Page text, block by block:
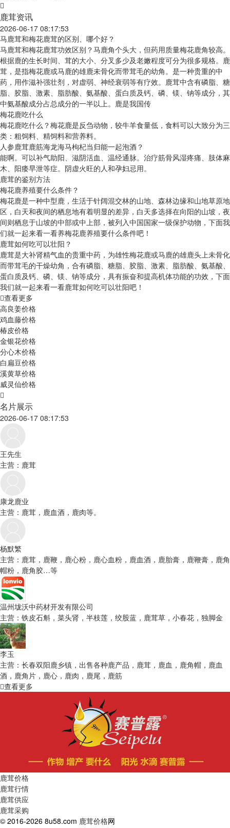
鹿茸资讯
2026-06-17 08:17:53
马鹿茸和梅花鹿茸的区别、哪个好？
马鹿茸和梅花鹿茸功效区别？马鹿角个头大，但药用质量梅花鹿角较高。
根据鹿的生长时间、茸的大小、分叉多少及老嫩程度可分为很多规格。鹿
茸，是指梅花鹿或马鹿的雄鹿未骨化而带茸毛的幼角。是一种贵重的中
药，用作滋补强壮剂，对虚弱、神经衰弱等有疗效。鹿茸中含有磷脂、糖
脂、胶脂、激素、脂肪酸、氨基酸、蛋白质及钙、磷、镁、钠等成分，其
中氨基酸成分占总成分的一半以上。鹿是我国传
梅花鹿吃什么
梅花鹿吃什么？梅花鹿是反刍动物，较牛羊食量低，食料可以大致分为三
类：粗饲料、精饲料和营养料。
人参鹿茸鹿筋海龙海马枸杞当归能一起泡酒？
能啊。可以补气助阳、滋阴活血、温经通脉。治疗筋骨风湿疼痛、肢体麻
木、阳痿早泄等症。阴虚火旺的人和孕妇忌用。
鹿茸的鉴别方法
梅花鹿养殖要什么条件？
梅花鹿是一种中型鹿，生活于针阔混交林的山地、森林边缘和山地草原地
区，白天和夜间的栖息地有着明显的差异，白天多选择在向阳的山坡，夜
间则栖息于山坡的中部或中上部，被列入中国国家一级保护动物，下面我
们就一起来看一看养梅花鹿养殖要什么条件吧！
鹿茸如何吃可以壮阳？
鹿茸是大补肾精气血的贵重中药，为雄性梅花鹿或马鹿的雄鹿头上未骨化
而带茸毛的干燥幼角，合有磷脂、糖脂、胶脂、激素、脂肪酸、氨基酸、
蛋白质及钙、磷、镁、钠等成分，具有振奋和提高机体功能的功效，下面
我们就一起来看一看鹿茸如何吃可以壮阳吧！
查看更多
高良姜价格
鸡血藤价格
椿皮价格
金银花价格
分心木价格
白扁豆价格
溪黄草价格
威灵仙价格
名片展示
2026-06-17 08:17:53
王先生
主营：鹿茸
康龙鹿业
主营：鹿茸，鹿血酒，鹿肉等。
杨默繁
主营：鹿茸，鹿鞭，鹿心粉，鹿心血粉，鹿血酒，鹿胎膏，鹿鞭膏，鹿角
帽粉，鹿角胶…等
温州垅沃中药材开发有限公司
主营：铁皮石斛，菜头肾，半枝莲，绞股蓝，鹿茸草，小春花，独脚金
李玉
主营：长春双阳鹿乡镇，出售各种鹿产品，鹿茸，鹿血，鹿角帽，鹿血
酒，鹿角片，鹿心，鹿肉，鹿尾，鹿筋
查看更多
鹿茸价格
鹿茸行情
鹿茸供应
鹿茸采购
© 2016-2026 8u58.com 鹿茸价格网